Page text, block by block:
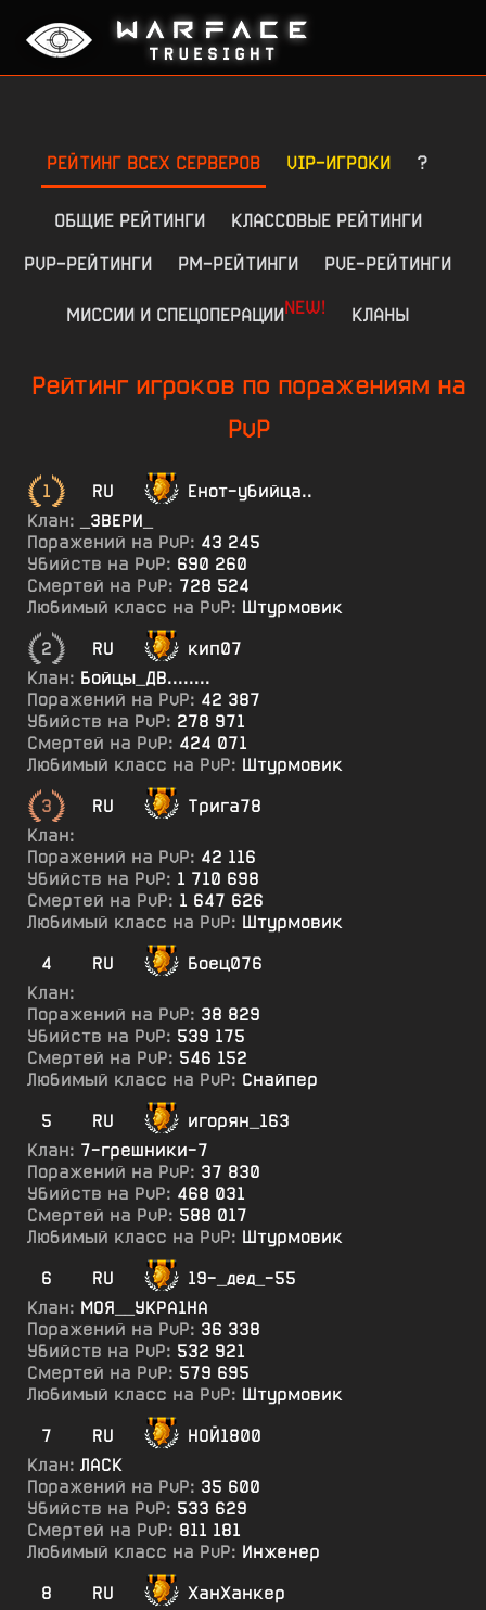
РЕЙТИНГ ВСЕХ СЕРВЕРОВ VIP-ИГРОКИ ?
ОБЩИЕ РЕЙТИНГИ
КЛАССОВЫЕ РЕЙТИНГИ
PVP-РЕЙТИНГИ
РМ-РЕЙТИНГИ PVE-РЕЙТИНГИ
МИССИИ И СПЕЦОПЕРАЦИИNEW! КЛАНЫ
Рейтинг игроков по поражениям на
PvP
1 RU
Енот-убийца..
Клан:
_ЗВЕРИ_
Поражений на PvP: 43 245
Убийств на PvP: 690 260
Смертей на PvP: 728 524
Любимый класс на PvP: Штурмовик
2
RU
кип07
Клан: Бойцы_ДВ........
Поражений на PvP: 42 387
Убийств на PvP: 278 971
Смертей на PvP: 424 071
Любимый класс на PvP: Штурмовик
3
RU
Трига78
Клан:
Поражений на PvP: 42 116
Убийств на PvP: 1 710 698
Смертей на PvP: 1 647 626
Любимый класс на PvP: Штурмовик
4
RU
Боец076
Клан:
Поражений на PvP: 38 829
Убийств на PvP: 539 175
Смертей на PvP: 546 152
Любимый класс на PvP: Снайпер
5
RU
игорян_163
Клан: 7-грешники-7
Поражений на PvP: 37 830
Убийств на PvP: 468 031
Смертей на PvP: 588 017
Любимый класс на PvP: Штурмовик
6
RU
19-_дед_-55
Клан: МОЯ__УКРА1НА
Поражений на PvP: 36 338
Убийств на PvP: 532 921
Смертей на PvP: 579 695
Любимый класс на PvP: Штурмовик
7
RU
НОЙ1800
Клан: ЛАСК
Поражений на PvP: 35 600
Убийств на PvP: 533 629
Смертей на PvP: 811 181
Любимый класс на PvP: Инженер
8
RU
ХанХанкер